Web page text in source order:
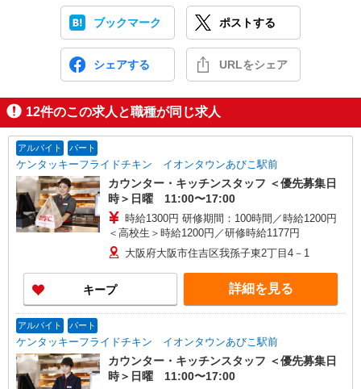
ブックマーク ポストする
シェアする URLをシェア
12件のこの求人と職種が同じ求人
アルバイト パート
ケンタッキーフライドチキン イオンタウンあびこ駅前
カウンター・キッチンスタッフ ＜優先募集日
時＞日曜 11:00〜17:00
時給1300円 研修期間：100時間／時給1200円
＜高校生＞時給1200円／研修時給1177円
大阪府大阪市住吉区我孫子東2丁目4－1
キープ 詳細を見る
アルバイト パート
ケンタッキーフライドチキン イオンタウンあびこ駅前
カウンター・キッチンスタッフ ＜優先募集日
時＞日曜 11:00〜17:00